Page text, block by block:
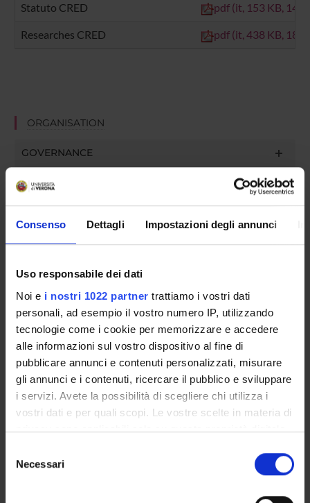
Consenso Dettagli Impostazioni degli annunci
Uso responsabile dei dati
Noi e i nostri 1022 partner trattiamo i vostri dati
personali, ad esempio il vostro numero IP, utilizzando
tecnologie come i cookie per memorizzare e accedere
alle informazioni sul vostro dispositivo al fine di
pubblicare annunci e contenuti personalizzati, misurare
gli annunci e i contenuti, ricercare il pubblico e sviluppare
i servizi. Avete la possibilità di scegliere chi utilizza i
vostri dati e per quali scopi. Le vostre scelte in materia di
privacy sono applicabili solo su questa proprietà digitale
modificare o revocare il proprio consenso in qualsiasi
momento dalla Dichiarazione sui cookie o facendo clic
delNecessari
Statuto CRED pdf (it, 153 KB, 14/
Researches CRED pdf (it, 438 KB, 18/
ORGANISATION
GOVERNANCE
COMMITTEES
STUDENT ADMINISTRATION OFFICES
DEPARTMENT FACILITIES
LIBRARIES
CENTRES
Teaching and Learning Center -TaLC
EThOS - Ethics and Technologies Of the Self
CERC - Caring Education Research Center
Ricerca-intervento per il benesser
I.D. Center- Centro di ricerca interdisciplinare per